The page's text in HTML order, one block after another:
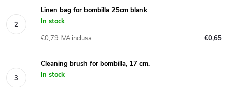
Linen bag for bombilla 25cm blank
In stock
€0,65
€0,79 IVA inclusa
Cleaning brush for bombilla, 17 cm.
In stock